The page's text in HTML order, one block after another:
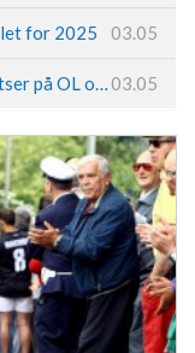
for 2025 03.05
Remco Evenepoel dropper Touren – satser på OL og Vueltaen03.05